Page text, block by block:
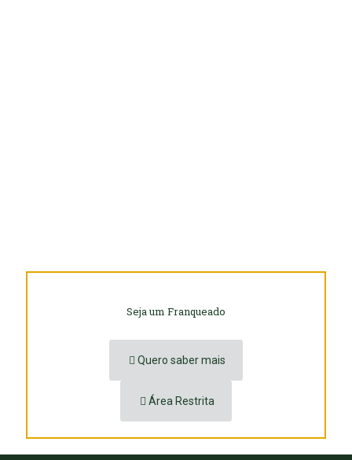
Seja um Franqueado
Quero saber mais
Área Restrita